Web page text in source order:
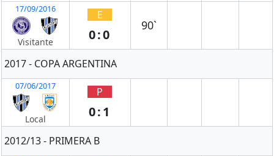
17/09/2016
Visitante
E
0:0
90`
2017 - COPA ARGENTINA
07/06/2017
Local
P
0:1
2012/13 - PRIMERA B